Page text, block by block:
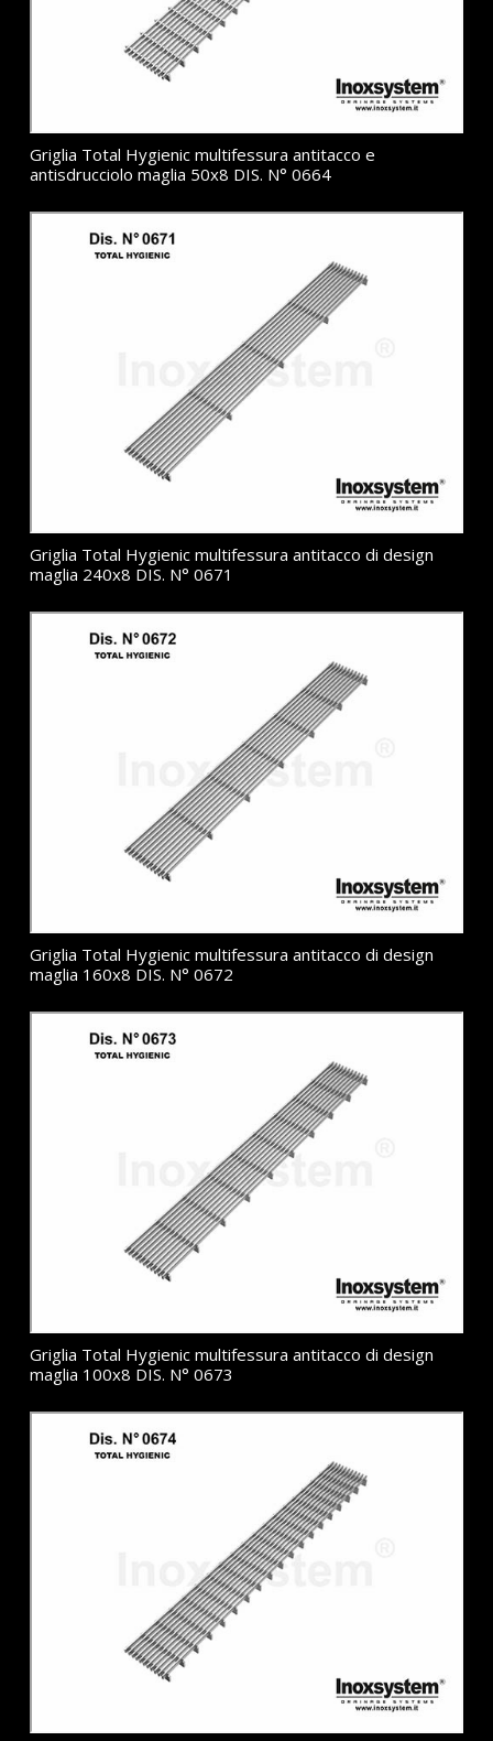
Griglia Total Hygienic multifessura antitacco e
antisdrucciolo maglia 50x8 DIS. N° 0664
Griglia Total Hygienic multifessura antitacco di design
maglia 240x8 DIS. N° 0671
Griglia Total Hygienic multifessura antitacco di design
maglia 160x8 DIS. N° 0672
Griglia Total Hygienic multifessura antitacco di design
maglia 100x8 DIS. N° 0673